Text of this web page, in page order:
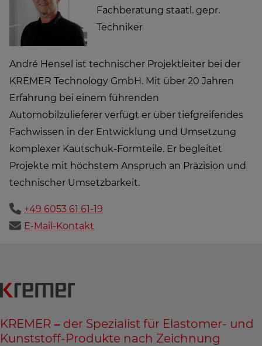
Fachberatung staatl. gepr.
Techniker
André Hensel ist technischer Projektleiter bei der
KREMER Technology GmbH. Mit über 20 Jahren
Erfahrung bei einem führenden
Automobilzulieferer verfügt er über tiefgreifendes
Fachwissen in der Entwicklung und Umsetzung
komplexer Kautschuk-Formteile. Er begleitet
Projekte mit höchstem Anspruch an Präzision und
technischer Umsetzbarkeit.
+49 6053 61 61-19
E-Mail-Kontakt
KREMER – der Spezialist für Elastomer- und
Kunststoff-Produkte nach Zeichnung